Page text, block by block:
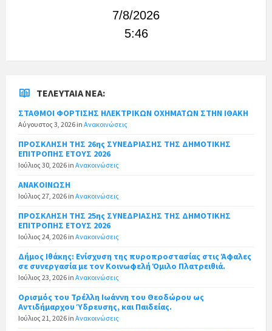
7/8/2026
5:46
ΤΕΛΕΥΤΑΊΑ ΝΈΑ:
ΣΤΑΘΜΟΙ ΦΟΡΤΙΣΗΣ ΗΛΕΚΤΡΙΚΩΝ ΟΧΗΜΑΤΩΝ ΣΤΗΝ ΙΘΑΚΗ
Αύγουστος 3, 2026 in Ανακοινώσεις
ΠΡΟΣΚΛΗΣΗ ΤΗΣ 26ης ΣΥΝΕΔΡΙΑΣΗΣ ΤΗΣ ΔΗΜΟΤΙΚΗΣ
ΕΠΙΤΡΟΠΗΣ ΕΤΟΥΣ 2026
Ιούλιος 30, 2026 in Ανακοινώσεις
ΑΝΑΚΟΙΝΩΣΗ
Ιούλιος 27, 2026 in Ανακοινώσεις
ΠΡΟΣΚΛΗΣΗ ΤΗΣ 25ης ΣΥΝΕΔΡΙΑΣΗΣ ΤΗΣ ΔΗΜΟΤΙΚΗΣ
ΕΠΙΤΡΟΠΗΣ ΕΤΟΥΣ 2026
Ιούλιος 24, 2026 in Ανακοινώσεις
Δήμος Ιθάκης: Ενίσχυση της πυροπροστασίας στις Άφαλες
σε συνεργασία με τον Κοινωφελή Όμιλο Πλατρειθιά.
Ιούλιος 23, 2026 in Ανακοινώσεις
Ορισμός του Τρέλλη Ιωάννη του Θεοδώρου ως
Αντιδήμαρχου Ύδρευσης, και Παιδείας.
Ιούλιος 21, 2026 in Ανακοινώσεις